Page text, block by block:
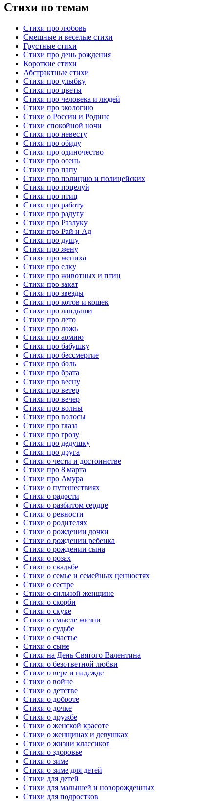
Стихи по темам
Стихи про любовь
Смешные и веселые стихи
Грустные стихи
Стихи про день рождения
Короткие стихи
Абстрактные стихи
Стихи про улыбку
Стихи про цветы
Стихи про человека и людей
Стихи про экологию
Стихи о России и Родине
Стихи спокойной ночи
Стихи про невесту
Стихи про обиду
Стихи про одиночество
Стихи про осень
Стихи про папу
Стихи про полицию и полицейских
Стихи про поцелуй
Стихи про птиц
Стихи про работу
Стихи про радугу
Стихи про Разлуку
Стихи про Рай и Ад
Стихи про душу
Стихи про жену
Стихи про жениха
Стихи про елку
Стихи про животных и птиц
Стихи про закат
Стихи про звезды
Стихи про котов и кошек
Стихи про ландыши
Стихи про лето
Стихи про ложь
Стихи про армию
Стихи про бабушку
Стихи про бессмертие
Стихи про боль
Стихи про брата
Стихи про весну
Стихи про ветер
Стихи про вечер
Стихи про волны
Стихи про волосы
Стихи про глаза
Стихи про грозу
Стихи про дедушку
Стихи про друга
Стихи о чести и достоинстве
Стихи про 8 марта
Стихи про Амура
Стихи о путешествиях
Стихи о радости
Стихи о разбитом сердце
Стихи о ревности
Стихи о родителях
Стихи о рождении дочки
Стихи о рождении ребенка
Стихи о рождении сына
Стихи о розах
Стихи о свадьбе
Стихи о семье и семейных ценностях
Стихи о сестре
Стихи о сильной женщине
Стихи о скорби
Стихи о скуке
Стихи о смысле жизни
Стихи о судьбе
Стихи о счастье
Стихи о сыне
Стихи на День Святого Валентина
Стихи о безответной любви
Стихи о вере и надежде
Стихи о войне
Стихи о детстве
Стихи о доброте
Стихи о дочке
Стихи о дружбе
Стихи о женской красоте
Стихи о женщинах и девушках
Стихи о жизни классиков
Стихи о здоровье
Стихи о зиме
Стихи о зиме для детей
Стихи для детей
Стихи для малышей и новорожденных
Стихи для подростков